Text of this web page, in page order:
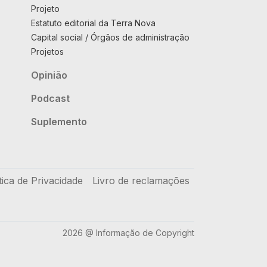
Projeto
Estatuto editorial da Terra Nova
Capital social / Órgãos de administração
Projetos
Opinião
Podcast
Suplemento
de Privacidade Livro de reclamações
2026 @ Informação de Copyright